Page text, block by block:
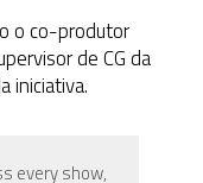
o co-produtor
de CG da
iniciativa.
every show,